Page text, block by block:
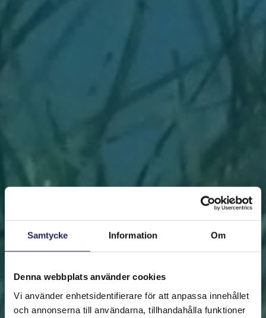
Samtycke Information Om
Denna webbplats använder cookies
Vi använder enhetsidentifierare för att anpassa innehållet
och annonserna till användarna, tillhandahålla funktioner